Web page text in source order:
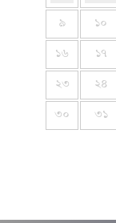
৯ ১০
১৬ ১৭
২৩ ২৪
৩০ ৩১